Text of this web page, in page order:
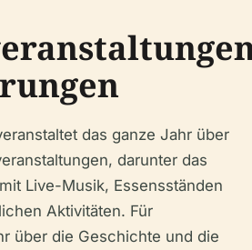
das ganze Jahr über
darunter das
Live-Musik, Essensständen
Aktivitäten. Für
über die Geschichte und die